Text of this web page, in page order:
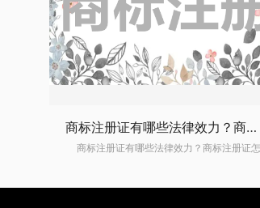
商标注册证有哪些法律效力？商标注册证怎么办理？